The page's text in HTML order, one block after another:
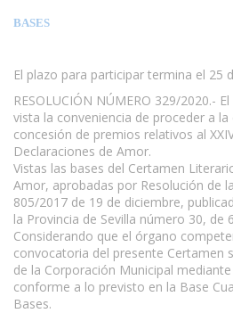
BASES
El plazo para participar termina el 25
RESOLUCIÓN NÚMERO 329/2020.-
vista la conveniencia de proceder a
concesión de premios relativos al
Declaraciones de Amor.
Vistas las bases del Certamen
Amor, aprobadas por Resolución de
805/2017 de 19 de diciembre,
la Provincia de Sevilla número 30, de
Considerando que el órgano
convocatoria del presente Certamen
de la Corporación Municipal
conforme a lo previsto en la Base
Bases.